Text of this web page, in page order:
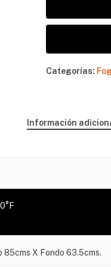
Categorías:
Información
85cms X Fondo 63.5cms.